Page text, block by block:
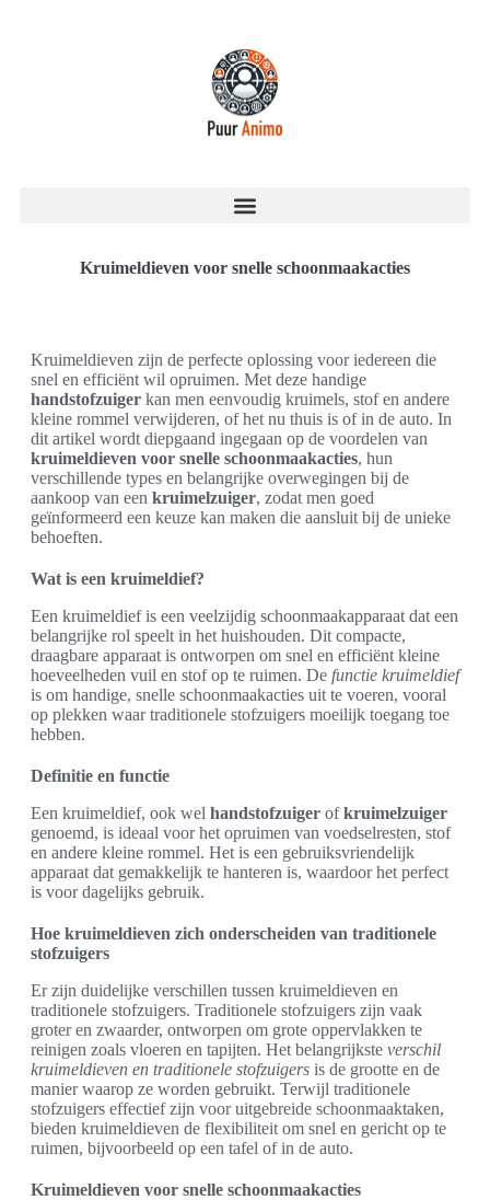
Kruimeldieven voor snelle schoonmaakacties
Kruimeldieven zijn de perfecte oplossing voor iedereen die
snel en efficiënt wil opruimen. Met deze handige
handstofzuiger kan men eenvoudig kruimels, stof en andere
kleine rommel verwijderen, of het nu thuis is of in de auto. In
dit artikel wordt diepgaand ingegaan op de voordelen van
kruimeldieven voor snelle schoonmaakacties, hun
verschillende types en belangrijke overwegingen bij de
aankoop van een kruimelzuiger, zodat men goed
geïnformeerd een keuze kan maken die aansluit bij de unieke
behoeften.
Wat is een kruimeldief?
Een kruimeldief is een veelzijdig schoonmaakapparaat dat een
belangrijke rol speelt in het huishouden. Dit compacte,
draagbare apparaat is ontworpen om snel en efficiënt kleine
hoeveelheden vuil en stof op te ruimen. De functie kruimeldief
is om handige, snelle schoonmaakacties uit te voeren, vooral
op plekken waar traditionele stofzuigers moeilijk toegang toe
hebben.
Definitie en functie
Een kruimeldief, ook wel handstofzuiger ofkruimelzuiger
genoemd, is ideaal voor het opruimen van voedselresten, stof
en andere kleine rommel. Het is een gebruiksvriendelijk
apparaat dat gemakkelijk te hanteren is, waardoor het perfect
is voor dagelijks gebruik.
Hoe kruimeldieven zich onderscheiden van traditionele
stofzuigers
Er zijn duidelijke verschillen tussen kruimeldieven en
traditionele stofzuigers. Traditionele stofzuigers zijn vaak
groter en zwaarder, ontworpen om grote oppervlakken te
reinigen zoals vloeren en tapijten. Het belangrijkste verschil
kruimeldieven en traditionele stofzuigers is de grootte en de
manier waarop ze worden gebruikt. Terwijl traditionele
stofzuigers effectief zijn voor uitgebreide schoonmaaktaken,
bieden kruimeldieven de flexibiliteit om snel en gericht op te
ruimen, bijvoorbeeld op een tafel of in de auto.
Kruimeldieven voor snelle schoonmaakacties